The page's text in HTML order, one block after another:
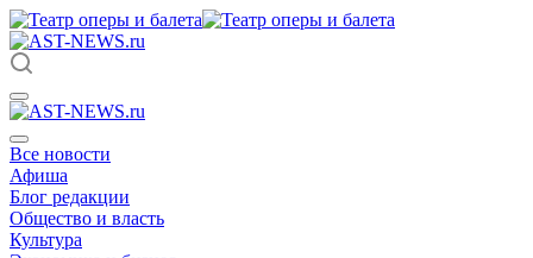
Все новости
Афиша
Блог редакции
Общество и власть
Культура